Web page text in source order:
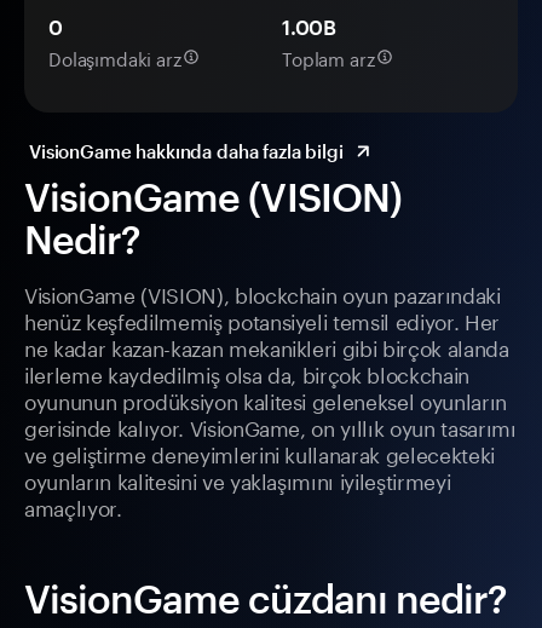
VisionGame (VISION)
Nedir?
VisionGame (VISION), blockchain oyun pazarındaki
henüz keşfedilmemiş potansiyeli temsil ediyor. Her
ne kadar kazan-kazan mekanikleri gibi birçok alanda
ilerleme kaydedilmiş olsa da, birçok blockchain
oyununun prodüksiyon kalitesi geleneksel oyunların
gerisinde kalıyor. VisionGame, on yıllık oyun tasarımı
ve geliştirme deneyimlerini kullanarak gelecekteki
oyunların kalitesini ve yaklaşımını iyileştirmeyi
amaçlıyor.
VisionGame cüzdanı nedir?
0
Dolaşımdaki arz
1.00B
Toplam arz
VisionGame hakkında daha fazla bilgi